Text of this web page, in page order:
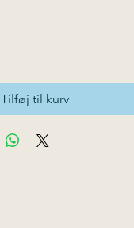
Tilføj til kurv